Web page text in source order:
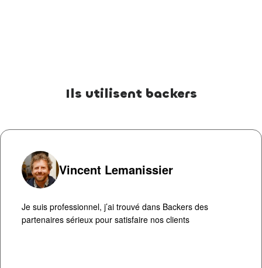
Ils utilisent backers
Vincent Lemanissier
Je suis professionnel, j’ai trouvé dans Backers des
partenaires sérieux pour satisfaire nos clients